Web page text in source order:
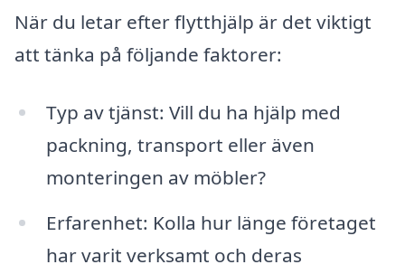
När du letar efter flytthjälp är det viktigt
att tänka på följande faktorer:
Typ av tjänst: Vill du ha hjälp med
packning, transport eller även
monteringen av möbler?
Erfarenhet: Kolla hur länge företaget
har varit verksamt och deras